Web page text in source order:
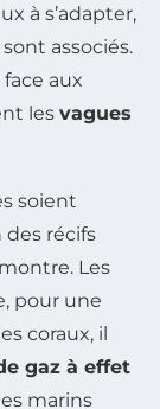
à s’adapter,
associés.
aux
les vagues
soient
des récifs
Les
pour une
coraux, il
gaz à effet
marins